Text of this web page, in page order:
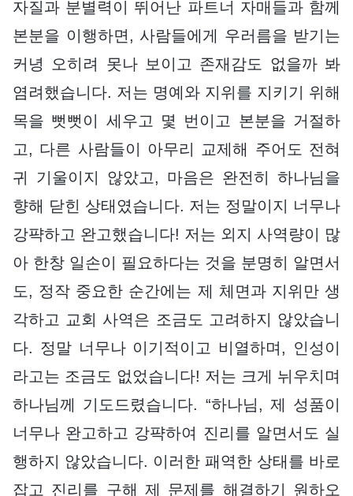
자질과 분별력이 뛰어난 파트너 자매들과 함께
본분을 이행하면, 사람들에게 우러름을 받기는
커녕 오히려 못나 보이고 존재감도 없을까 봐
염려했습니다. 저는 명예와 지위를 지키기 위해
목을 뻣뻣이 세우고 몇 번이고 본분을 거절하
고, 다른 사람들이 아무리 교제해 주어도 전혀
귀 기울이지 않았고, 마음은 완전히 하나님을
향해 닫힌 상태였습니다. 저는 정말이지 너무나
강퍅하고 완고했습니다! 저는 외지 사역량이 많
아 한창 일손이 필요하다는 것을 분명히 알면서
도, 정작 중요한 순간에는 제 체면과 지위만 생
각하고 교회 사역은 조금도 고려하지 않았습니
다. 정말 너무나 이기적이고 비열하며, 인성이
라고는 조금도 없었습니다! 저는 크게 뉘우치며
하나님께 기도드렸습니다. “하나님, 제 성품이
너무나 완고하고 강퍅하여 진리를 알면서도 실
행하지 않았습니다. 이러한 패역한 상태를 바로
잡고 진리를 구해 제 문제를 해결하기 원하오